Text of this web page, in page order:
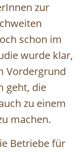
zur
schon im
wurde klar,
Vordergrund
geht, die
zu einem
machen.
Betriebe für